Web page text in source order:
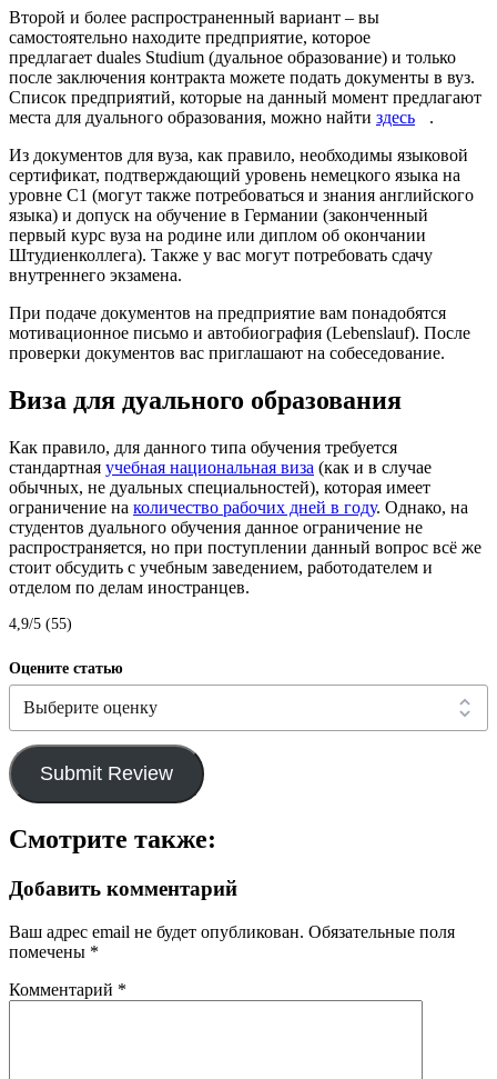
Второй и более распространенный вариант – вы
самостоятельно находите предприятие, которое
предлагает duales Studium (дуальное образование) и только
после заключения контракта можете подать документы в вуз.
Список предприятий, которые на данный момент предлагают
места для дуального образования, можно найти здесь
.
Из документов для вуза, как правило, необходимы языковой
сертификат, подтверждающий уровень немецкого языка на
уровне С1 (могут также потребоваться и знания английского
языка) и допуск на обучение в Германии (законченный
первый курс вуза на родине или диплом об окончании
Штудиенколлега). Также у вас могут потребовать сдачу
внутреннего экзамена.
При подаче документов на предприятие вам понадобятся
мотивационное письмо и автобиография (Lebenslauf). После
проверки документов вас приглашают на собеседование.
Виза для дуального образования
Как правило, для данного типа обучения требуется
стандартная учебная национальная виза (как и в случае
обычных, не дуальных специальностей), которая имеет
ограничение на количество рабочих дней в году. Однако, на
студентов дуального обучения данное ограничение не
распространяется, но при поступлении данный вопрос всё же
стоит обсудить с учебным заведением, работодателем и
отделом по делам иностранцев.
4,9/5 (55)
Оцените статью
Submit Review
Смотрите также:
Добавить комментарий
Ваш адрес email не будет опубликован. Обязательные поля
помечены *
Комментарий *